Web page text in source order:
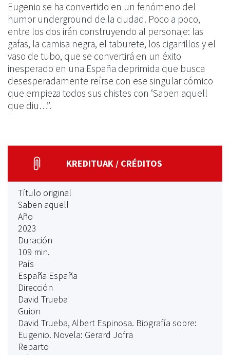
Eugenio se ha convertido en un fenómeno del
humor underground de la ciudad. Poco a poco,
entre los dos irán construyendo al personaje: las
gafas, la camisa negra, el taburete, los cigarrillos y el
vaso de tubo, que se convertirá en un éxito
inesperado en una España deprimida que busca
desesperadamente reírse con ese singular cómico
que empieza todos sus chistes con ‘Saben aquell
que diu…”.
KREDITUAK / CRÉDITOS
Título original
Saben aquell
Año
2023
Duración
109 min.
País
España España
Dirección
David Trueba
Guion
David Trueba, Albert Espinosa. Biografía sobre:
Eugenio. Novela: Gerard Jofra
Reparto